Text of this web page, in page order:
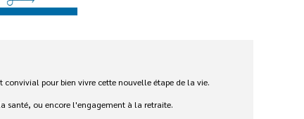
pour bien vivre cette nouvelle étape de la vie.
santé, ou encore l'engagement à la retraite.